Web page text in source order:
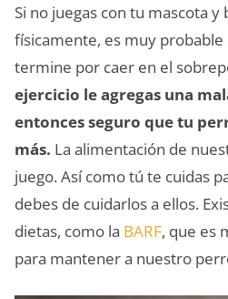
Si no juegas con tu mascota y
físicamente, es muy probable
termine por caer en el
ejercicio le agregas una
entonces seguro que tu
más. La alimentación de
juego. Así como tú te cuidas
debes de cuidarlos a ellos.
dietas, como la BARF, que es
para mantener a nuestro